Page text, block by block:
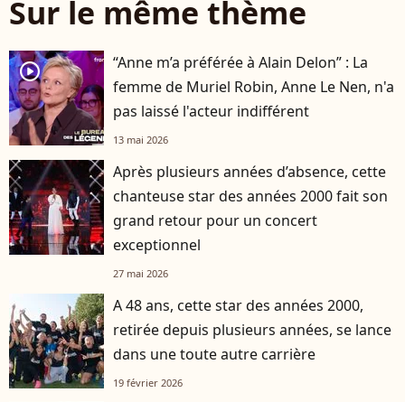
Sur le même thème
player2
“Anne m’a préférée à Alain Delon” : La
femme de Muriel Robin, Anne Le Nen, n'a
pas laissé l'acteur indifférent
13 mai 2026
Après plusieurs années d’absence, cette
chanteuse star des années 2000 fait son
grand retour pour un concert
exceptionnel
27 mai 2026
A 48 ans, cette star des années 2000,
retirée depuis plusieurs années, se lance
dans une toute autre carrière
19 février 2026